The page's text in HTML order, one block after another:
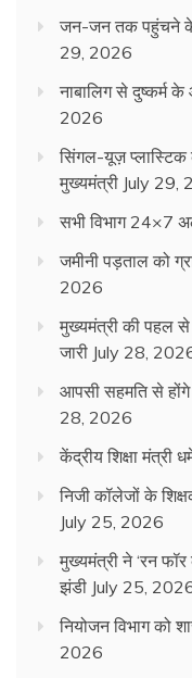
जन-जन तक पहुंचने के
29, 2026
नाबालिग से दुष्कर्म के
2026
सिंगल-यूज़ प्लास्टिक
मुख्यमंत्री July 29,
सभी विभाग 24×7
जमीनी पड़ताल को
2026
मुख्यमंत्री की पहल से
जारी July 28,
आपसी सहमति से होंगे
28, 2026
केंद्रीय शिक्षा मंत्री
निजी कॉलेजों के
July 25, 2026
मुख्यमंत्री ने ‘रन फॉर
झंडी July 25,
नियोजन विभाग को
2026